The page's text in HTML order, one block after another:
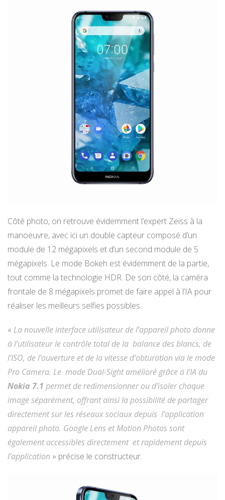
Côté photo, on retrouve évidemment l’expert Zeiss à la
manoeuvre, avec ici un double capteur composé d’un
module de 12 mégapixels et d’un second module de 5
mégapixels. Le mode Bokeh est évidemment de la partie,
tout comme la technologie HDR. De son côté, la caméra
frontale de 8 mégapixels promet de faire appel à l’IA pour
réaliser les meilleurs selfies possibles.
« La nouvelle interface utilisateur de l’appareil photo donne
à l’utilisateur le contrôle total de la balance des blancs, de
l’ISO, de l’ouverture et de la vitesse d’obturation via le mode
Pro Camera. Le mode Dual-Sight amélioré grâce à l’IA du
Nokia 7.1 permet de redimensionner ou d’isoler chaque
image séparément, offrant ainsi la possibilité de partager
directement sur les réseaux sociaux depuis l’application
appareil photo. Google Lens et Motion Photos sont
également accessibles directement et rapidement depuis
l’application » précise le constructeur.